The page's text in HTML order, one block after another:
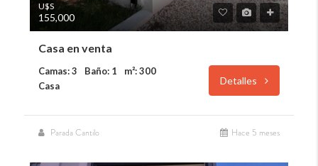
U$S
155,000
Casa en venta
Camas: 3 Baño: 1
m²: 300
Casa
Detalles
Parada Cantilo Hace 5 meses